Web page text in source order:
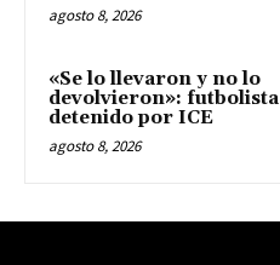
agosto 8, 2026
«Se lo llevaron y no lo
devolvieron»: futbolista
detenido por ICE
agosto 8, 2026